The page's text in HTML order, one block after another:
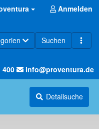
Anmelden
Suchen
400 info@proventura.de
Detailsuche